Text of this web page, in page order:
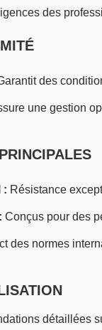
des
des
une gestion
: Résistance
Conçus pour des
des normes
détaillées